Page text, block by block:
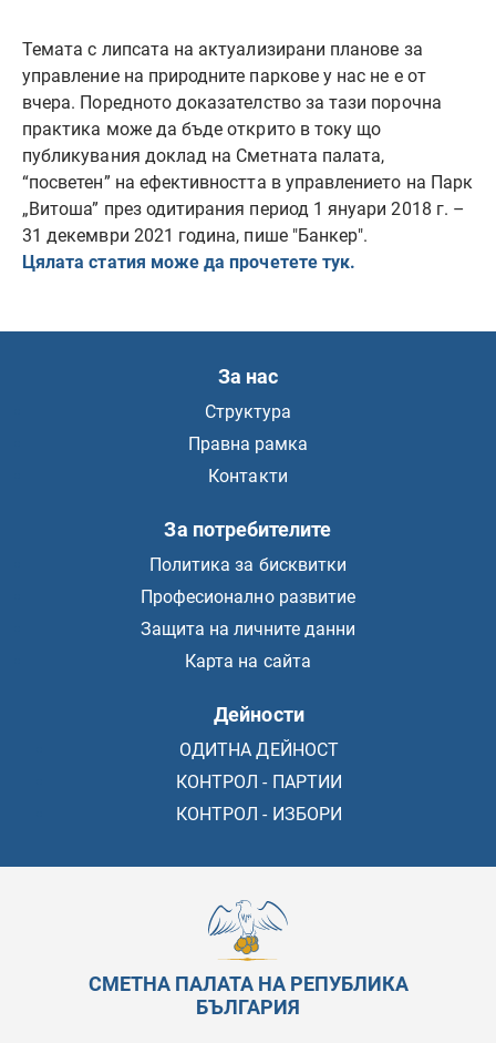
Темата с липсата на актуализирани планове за
управление на природните паркове у нас не е от
вчера. Поредното доказателство за тази порочна
практика може да бъде открито в току що
публикувания доклад на Сметната палата,
“посветен” на ефективността в управлението на Парк
„Витоша” през одитирания период 1 януари 2018 г. –
31 декември 2021 година, пише "Банкер".
Цялата статия може да прочетете тук.
За нас
Структура
Правна рамка
Контакти
За потребителите
Политика за бисквитки
Професионално развитие
Защита на личните данни
Карта на сайта
Дейности
ОДИТНА ДЕЙНОСТ
КОНТРОЛ - ПАРТИИ
КОНТРОЛ - ИЗБОРИ
СМЕТНА ПАЛАТА НА РЕПУБЛИКА
БЪЛГАРИЯ